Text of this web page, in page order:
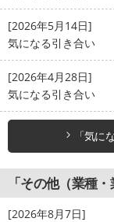
[2026年5月14日]
気になる引き合い
[2026年4月28日]
気になる引き合い
「気に
「その他（業種
[2026年8月7日]